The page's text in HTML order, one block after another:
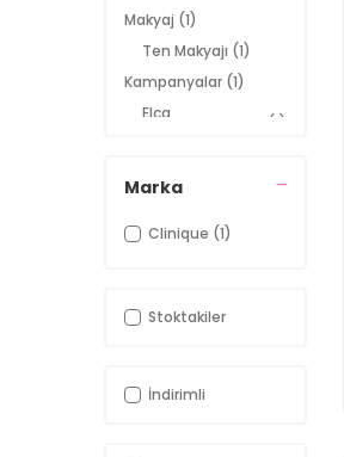
Makyaj (1)
Ten Makyajı (1)
Kampanyalar (1)
Elca
(1)
Ürünleri
Marka
Clinique (1)
Stoktakiler
İndirimli